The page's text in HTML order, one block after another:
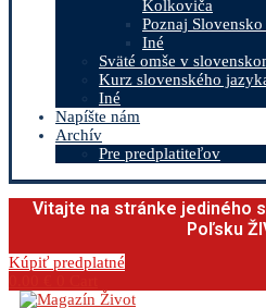
Kolkoviča
Poznaj
Iné
Sväté omše v
Kurz slovenského
Iné
Napíšte nám
Archív
Pre predplatiteľov
Vitajte na stránke jediného
Poľsku
Kúpiť predplatné